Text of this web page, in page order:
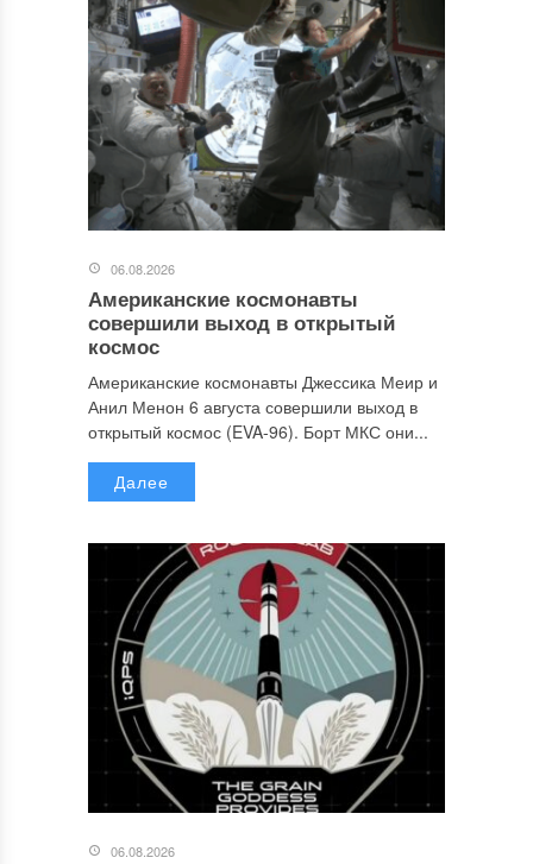
06.08.2026
Американские космонавты
совершили выход в открытый
космос
Американские космонавты Джессика Меир и
Анил Менон 6 августа совершили выход в
открытый космос (EVA-96). Борт МКС они...
Далее
06.08.2026